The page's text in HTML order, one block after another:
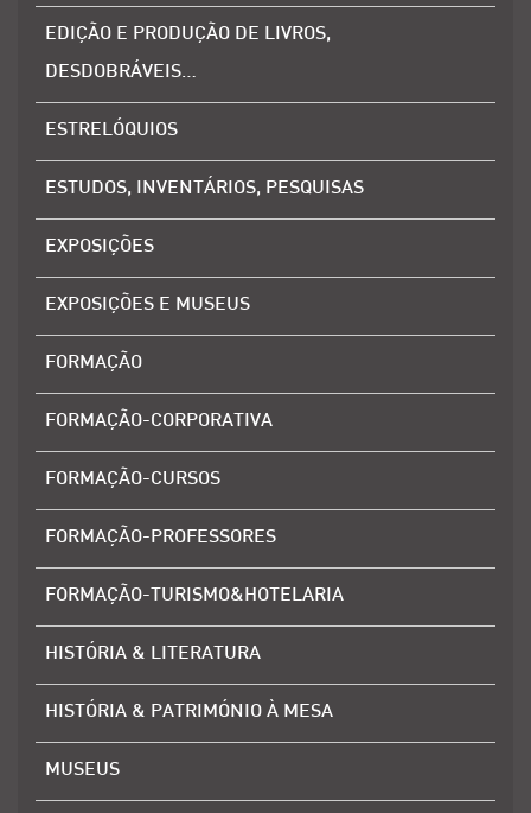
EDIÇÃO E PRODUÇÃO DE LIVROS,
DESDOBRÁVEIS…
ESTRELÓQUIOS
ESTUDOS, INVENTÁRIOS, PESQUISAS
EXPOSIÇÕES
EXPOSIÇÕES E MUSEUS
FORMAÇÃO
FORMAÇÃO-CORPORATIVA
FORMAÇÃO-CURSOS
FORMAÇÃO-PROFESSORES
FORMAÇÃO-TURISMO&HOTELARIA
HISTÓRIA & LITERATURA
HISTÓRIA & PATRIMÓNIO À MESA
MUSEUS